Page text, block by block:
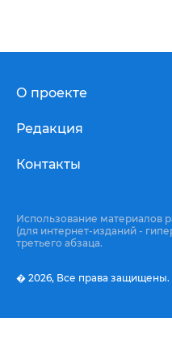
О проекте
Редакция
Контакты
Использование материалов
(для интернет-изданий -
третьего абзаца.
� 2026, Все права защищены.